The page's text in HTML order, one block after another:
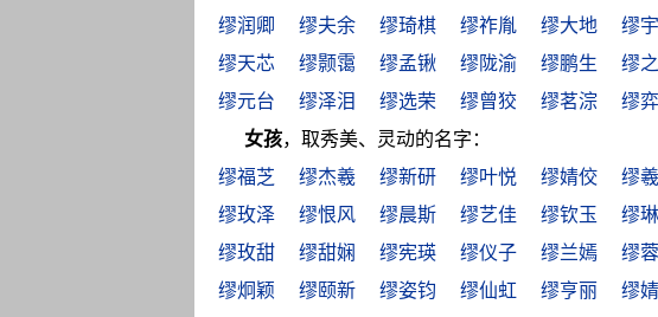
缪润卿
缪夫余 缪琦棋 缪祚胤 缪大地 缪
缪天芯
缪颢霭 缪孟锹 缪陇渝 缪鹏生 缪
缪元台
缪泽泪 缪选荣 缪曾狡 缪茗淙 缪
女孩，取秀美、灵动的名字：
缪福芝
缪杰羲 缪新研 缪叶悦 缪婧佼 缪
缪玫泽
缪恨风 缪晨斯 缪艺佳 缪钦玉 缪
缪玫甜
缪甜娴 缪宪瑛 缪仪子 缪兰嫣 缪
缪炯颖
缪颐新 缪姿钧 缪仙虹 缪亨丽 缪